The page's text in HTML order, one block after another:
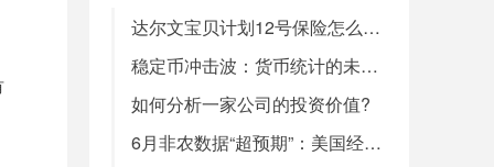
达尔文宝贝计划12号保险怎么样？
稳定币冲击波：货币统计的未来与金融风险的演变?
如何分析一家公司的投资价值?
6月非农数据“超预期”：美国经济韧性犹存?降息预期会否彻底逆转?